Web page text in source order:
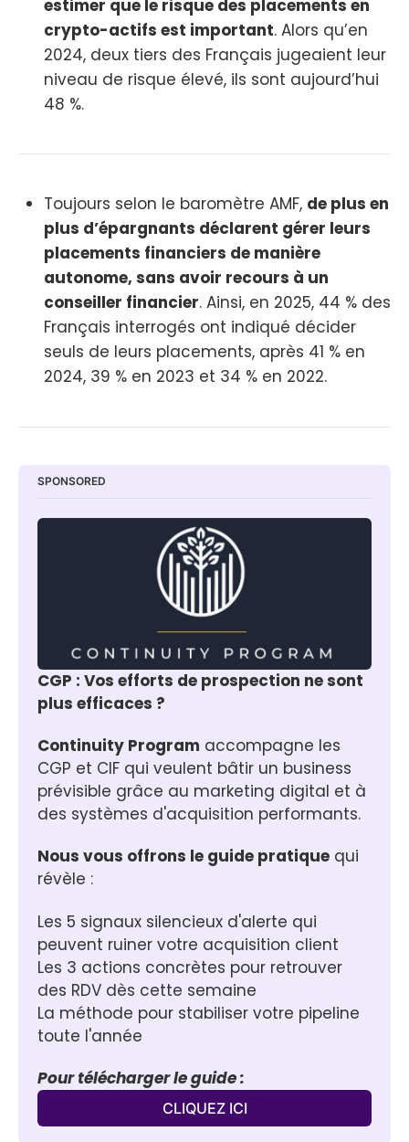
estimer que le risque des placements en
crypto-actifs est important. Alors qu’en
2024, deux tiers des Français jugeaient leur
niveau de risque élevé, ils sont aujourd’hui
48 %.
Toujours selon le baromètre AMF, de plus en
plus d’épargnants déclarent gérer leurs
placements financiers de manière
autonome, sans avoir recours à un
conseiller financier. Ainsi, en 2025, 44 % des
Français interrogés ont indiqué décider
seuls de leurs placements, après 41 % en
2024, 39 % en 2023 et 34 % en 2022.
SPONSORED
CGP : Vos efforts de prospection ne sont
plus efficaces ?
Continuity Program accompagne les
CGP et CIF qui veulent bâtir un business
prévisible grâce au marketing digital et à
des systèmes d'acquisition performants.
Nous vous offrons le guide pratique qui
révèle :
Les 5 signaux silencieux d'alerte qui
peuvent ruiner votre acquisition client
Les 3 actions concrètes pour retrouver
des RDV dès cette semaine
La méthode pour stabiliser votre pipeline
toute l'année
Pour télécharger le guide :
CLIQUEZ ICI